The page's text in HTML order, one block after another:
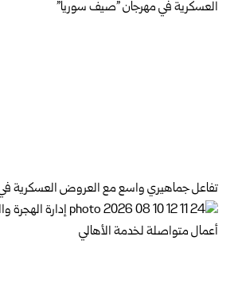
تفاعل جماهيري واسع مع العروض العسكرية